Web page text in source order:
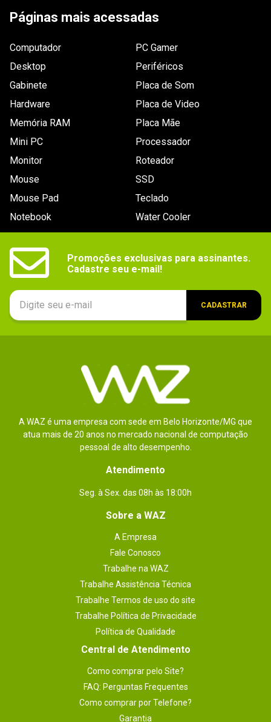
Páginas mais acessadas
Computador
Desktop
Gabinete
Hardware
Memória RAM
Mini PC
Monitor
Mouse
Mouse Pad
Notebook
PC Gamer
Periféricos
Placa de Som
Placa de Video
Placa Mãe
Processador
Roteador
SSD
Teclado
Water Cooler
Promoções exclusivas para assinantes.
Cadastre seu e-mail!
CADASTRAR
A WAZ é uma empresa com sede em Belo Horizonte/MG que
atua mais de 20 anos no mercado nacional de computação
pessoal de alto desempenho.
Atendimento
Seg. à Sex. das 08h às 18:00h
Sobre a WAZ
A Empresa
Fale Conosco
Trabalhe na WAZ
Trabalhe Assistência Técnica
Trabalhe Termos de uso do site
Trabalhe Política de Privacidade
Política de Qualidade
Central de Atendimento
Como comprar pelo Site?
FAQ: Perguntas Frequentes
Como comprar por Telefone?
Garantia